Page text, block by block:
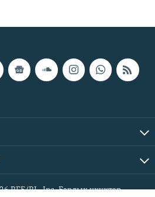
RFE/RL, Inc. Бардык укуктар